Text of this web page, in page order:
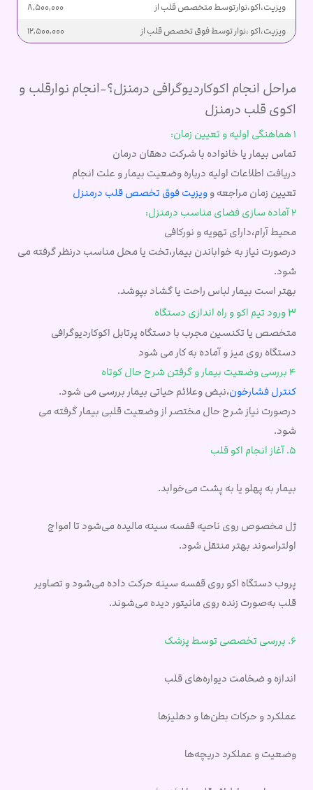
ویزیت،اکو،نوارتوسط متخصص قلب از
8,500,000
ویزیت،اکو ،نوار توسط فوق تخصص قلب از
12,500,000
مراحل انجام اکوکاردیوگرافی درمنزل؟-انجام نوارقلب و
اکوی قلب درمنزل
1 هماهنگی اولیه و تعیین زمان:
تماس بیمار یا خانواده با شرکت دهقان درمان
دریافت اطلاعات اولیه درباره وضعیت بیمار و علت انجام
تعیین زمان مراجعه وویزیت فوق تخصص قلب درمنزل
2 آماده سازی فضای مناسب درمنزل:
محیط آرام،دارای تهویه و نورکافی
درصورت نیاز به خواباندن بیمار،تخت یا محل مناسب درنظر گرفته می
شود.
بهتر است بیمار لباس راحت یا گشاد بپوشد.
3ورود تیم اکو و راه اندازی دستگاه
متخصص یا تکنسین مجرب با دستگاه پرتابل اکوکاردیوگرافی
دستگاه روی میز و آماده به کار می شود
4 بررسی وضعیت بیمار و گرفتن شرح حال کوتاه
کنترل فشارخون،نبض وعلائم حیاتی بیمار بررسی می شود.
درصورت نیاز شرح حال مختصر از وضعیت قلبی بیمار گرفته می
شود.
5. آغاز انجام اکو قلب
بیمار به پهلو یا به پشت می‌خوابد.
ژل مخصوص روی ناحیه قفسه سینه مالیده می‌شود تا امواج
اولتراسوند بهتر منتقل شود.
پروب دستگاه اکو روی قفسه سینه حرکت داده می‌شود و تصاویر
قلب به‌صورت زنده روی مانیتور دیده می‌شوند.
6. بررسی تخصصی توسط پزشک
اندازه و ضخامت دیواره‌های قلب
عملکرد و حرکات بطن‌ها و دهلیزها
وضعیت و عملکرد دریچه‌ها